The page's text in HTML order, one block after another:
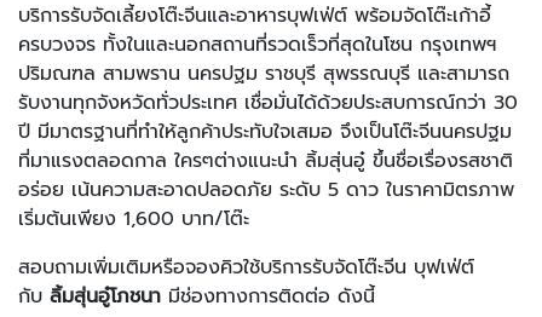
บริการรับจัดเลี้ยงโต๊ะจีนและอาหารบุฟเฟ่ต์ พร้อมจัดโต๊ะเก้าอี้
ครบวงจร ทั้งในและนอกสถานที่รวดเร็วที่สุดในโซน กรุงเทพฯ
ปริมณฑล สามพราน นครปฐม ราชบุรี สุพรรณบุรี และสามารถ
รับงานทุกจังหวัดทั่วประเทศ เชื่อมั่นได้ด้วยประสบการณ์กว่า 30
ปี มีมาตรฐานที่ทำให้ลูกค้าประทับใจเสมอ จึงเป็นโต๊ะจีนนครปฐม
ที่มาแรงตลอดกาล ใครๆต่างแนะนำ ลิ้มสุ่นอู๋ ขึ้นชื่อเรื่องรสชาติ
อร่อย เน้นความสะอาดปลอดภัย ระดับ 5 ดาว ในราคามิตรภาพ
เริ่มต้นเพียง 1,600 บาท/โต๊ะ
สอบถามเพิ่มเติมหรือจองคิวใช้บริการรับจัดโต๊ะจีน บุฟเฟ่ต์
กับ ลิ้มสุ่นอู๋โภชนา มีช่องทางการติดต่อ ดังนี้